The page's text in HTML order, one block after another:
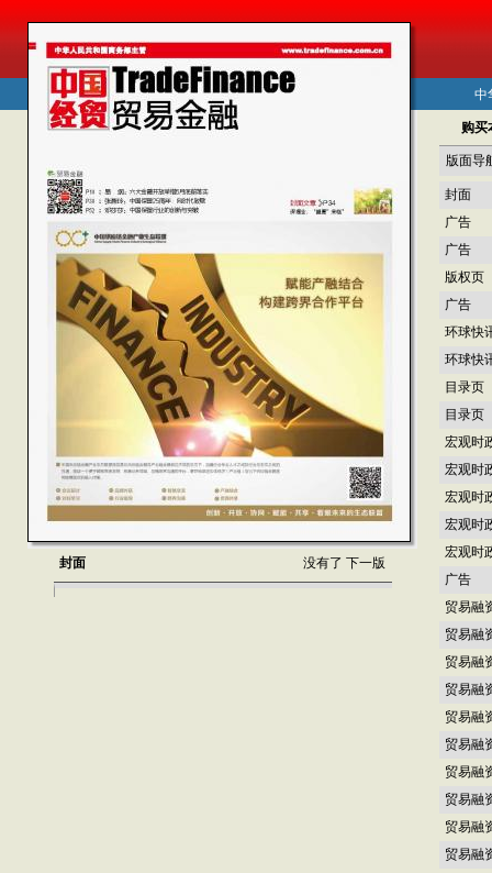
封面 没有了 下一版
购买
版面导
封面
广告
广告
版权页
广告
环球快
环球快
目录页
目录页
宏观时
宏观时
宏观时
宏观时
宏观时
广告
贸易融
贸易融
贸易融
贸易融
贸易融
贸易融
贸易融
贸易融
贸易融
贸易融